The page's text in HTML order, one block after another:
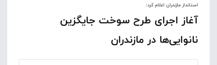
استاندار مازندران اعلام کرد:
آغاز اجرای طرح سوخت جایگزین
نانوایی‌ها در مازندران